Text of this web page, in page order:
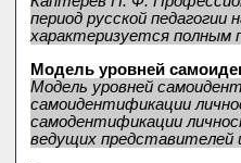
период русской
характеризуется полным
Модель уровней
Модель уровней
самоидентификации
самодентификации
ведущих представителей